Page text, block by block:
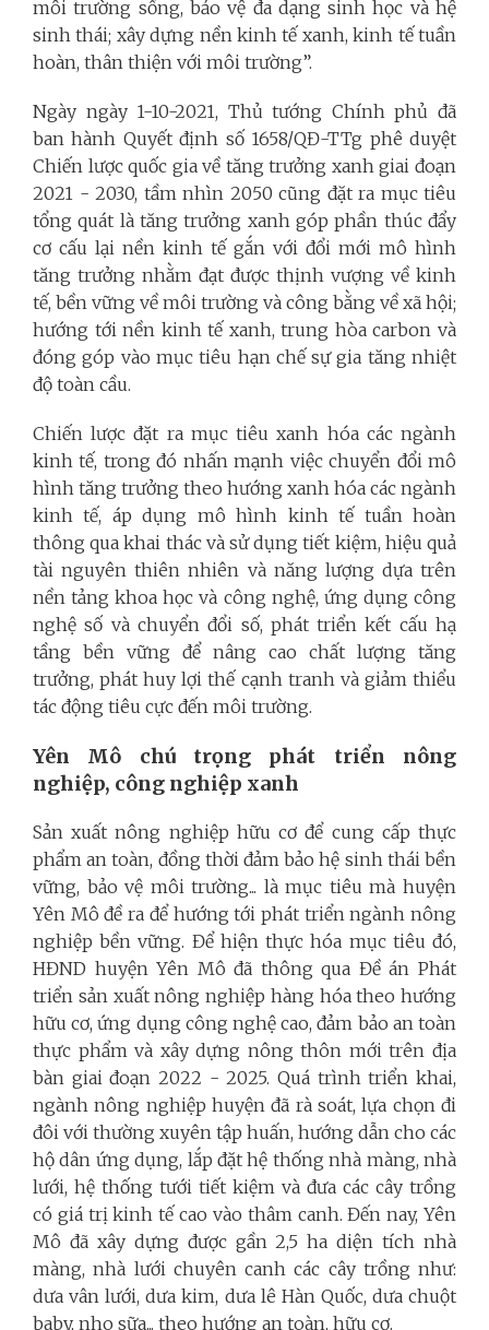
môi trường sống, bảo vệ đa dạng sinh học và hệ
sinh thái; xây dựng nền kinh tế xanh, kinh tế tuần
hoàn, thân thiện với môi trường”.
Ngày ngày 1-10-2021, Thủ tướng Chính phủ đã
ban hành Quyết định số 1658/QĐ-TTg phê duyệt
Chiến lược quốc gia về tăng trưởng xanh giai đoạn
2021 - 2030, tầm nhìn 2050 cũng đặt ra mục tiêu
tổng quát là tăng trưởng xanh góp phần thúc đẩy
cơ cấu lại nền kinh tế gắn với đổi mới mô hình
tăng trưởng nhằm đạt được thịnh vượng về kinh
tế, bền vững về môi trường và công bằng về xã hội;
hướng tới nền kinh tế xanh, trung hòa carbon và
đóng góp vào mục tiêu hạn chế sự gia tăng nhiệt
độ toàn cầu.
Chiến lược đặt ra mục tiêu xanh hóa các ngành
kinh tế, trong đó nhấn mạnh việc chuyển đổi mô
hình tăng trưởng theo hướng xanh hóa các ngành
kinh tế, áp dụng mô hình kinh tế tuần hoàn
thông qua khai thác và sử dụng tiết kiệm, hiệu quả
tài nguyên thiên nhiên và năng lượng dựa trên
nền tảng khoa học và công nghệ, ứng dụng công
nghệ số và chuyển đổi số, phát triển kết cấu hạ
tầng bền vững để nâng cao chất lượng tăng
trưởng, phát huy lợi thế cạnh tranh và giảm thiểu
tác động tiêu cực đến môi trường.
Yên Mô chú trọng phát triển nông
nghiệp, công nghiệp xanh
Sản xuất nông nghiệp hữu cơ để cung cấp thực
phẩm an toàn, đồng thời đảm bảo hệ sinh thái bền
vững, bảo vệ môi trường... là mục tiêu mà huyện
Yên Mô đề ra để hướng tới phát triển ngành nông
nghiệp bền vững. Để hiện thực hóa mục tiêu đó,
HĐND huyện Yên Mô đã thông qua Đề án Phát
triển sản xuất nông nghiệp hàng hóa theo hướng
hữu cơ, ứng dụng công nghệ cao, đảm bảo an toàn
thực phẩm và xây dựng nông thôn mới trên địa
bàn giai đoạn 2022 - 2025. Quá trình triển khai,
ngành nông nghiệp huyện đã rà soát, lựa chọn đi
đôi với thường xuyên tập huấn, hướng dẫn cho các
hộ dân ứng dụng, lắp đặt hệ thống nhà màng, nhà
lưới, hệ thống tưới tiết kiệm và đưa các cây trồng
có giá trị kinh tế cao vào thâm canh. Đến nay, Yên
Mô đã xây dựng được gần 2,5 ha diện tích nhà
màng, nhà lưới chuyên canh các cây trồng như:
dưa vân lưới, dưa kim, dưa lê Hàn Quốc, dưa chuột
baby, nho sữa... theo hướng an toàn, hữu cơ.